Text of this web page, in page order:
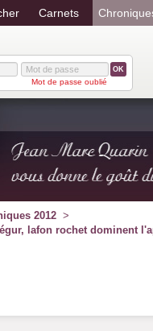
Carnets
OK
Mot de passe oublié
2012
lafon rochet dominent